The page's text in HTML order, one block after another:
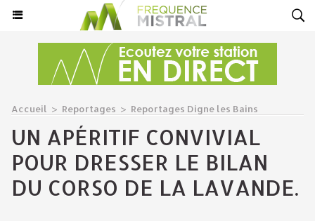
Accueil > Reportages > Reportages Digne les Bains
UN APÉRITIF CONVIVIAL
POUR DRESSER LE BILAN
DU CORSO DE LA LAVANDE.